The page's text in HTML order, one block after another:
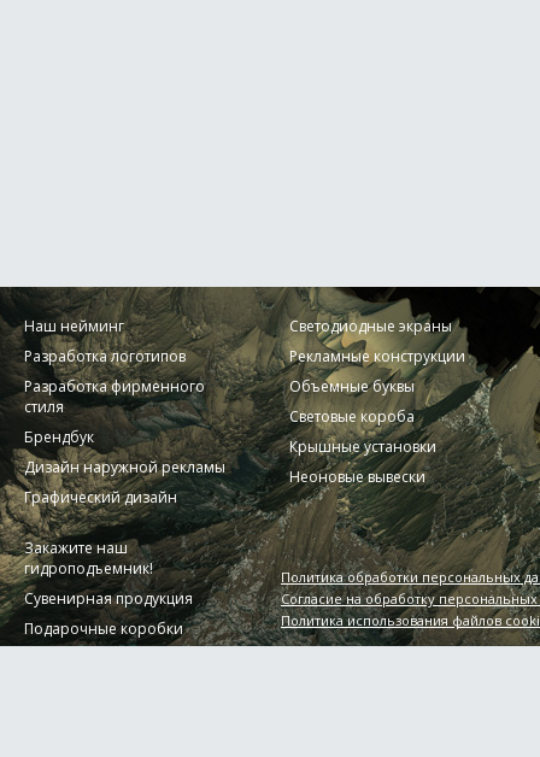
Наш нейминг
Разработка логотипов
Разработка фирменного
стиля
Брендбук
Дизайн наружной рекламы
Графический дизайн
Светодиодные экраны
Рекламные конструкции
Объемные буквы
Световые короба
Крышные установки
Неоновые вывески
Закажите наш
гидроподъемник!
Сувенирная продукция
Подарочные коробки
Политика обработки персональных
Согласие на обработку
Политика использования файлов